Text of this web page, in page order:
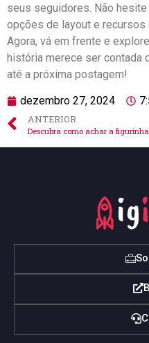
seus seguidores. Não
opções ​de layout e recursos
Agora, vá em‍ frente ‍e
história merece ser contada
até a ⁤próxima postagem!
dezembro 27, 2024
ANTERIOR